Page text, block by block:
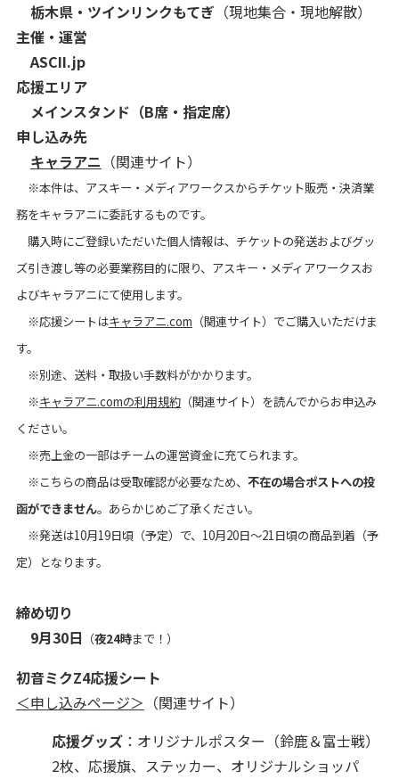
栃木県・ツインリンクもてぎ（現地集合・現地解散）
主催・運営
ASCII.jp
応援エリア
メインスタンド（B席・指定席）
申し込み先
キャラアニ （関連サイト）
※本件は、アスキー・メディアワークスからチケット販売・決済業
務をキャラアニに委託するものです。
購入時にご登録いただいた個人情報は、チケットの発送およびグッ
ズ引き渡し等の必要業務目的に限り、アスキー・メディアワークスお
よびキャラアニにて使用します。
※応援シートはキャラアニ.com （関連サイト）でご購入いただけま
す。
※別途、送料・取扱い手数料がかかります。
※キャラアニ.comの利用規約（関連サイト）を読んでからお申込み
ください。
※売上金の一部はチームの運営資金に充てられます。
※こちらの商品は受取確認が必要なため、 不在の場合ポストへの投
函ができません。あらかじめご了承ください。
※発送は10月19日頃（予定）で、10月20日～21日頃の商品到着（予
定）となります。
締め切り
9月30日 （夜24時まで！）
初音ミクZ4応援シート
＜申し込みページ＞ （関連サイト）
応援グッズ：オリジナルポスター（鈴鹿＆富士戦）
2枚、応援旗、ステッカー、オリジナルショッパ